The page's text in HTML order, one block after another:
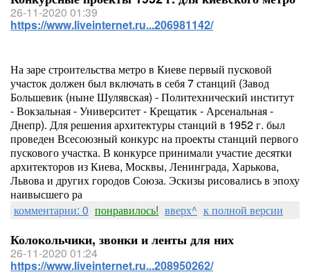
26-11-2020 01:39
https://www.liveinternet.ru...206981142/
На заре строительства метро в Киеве первый пусковой
участок должен был включать в себя 7 станций (Завод
Большевик (ныне Шулявская) - Политехнический институт
- Вокзальная - Университет - Крещатик - Арсенальная -
Днепр). Для решения архитектуры станций в 1952 г. был
проведен Всесоюзный конкурс на проекты станций первого
пускового участка. В конкурсе принимали участие десятки
архитекторов из Киева, Москвы, Ленинграда, Харькова,
Львова и других городов Союза. Эскизы рисовались в эпоху
наивысшего ра
комментарии: 0 понравилось! вверх^ к полной версии
Колокольчики, звонки и ленты для них
26-11-2020 01:24
https://www.liveinternet.ru...208950262/